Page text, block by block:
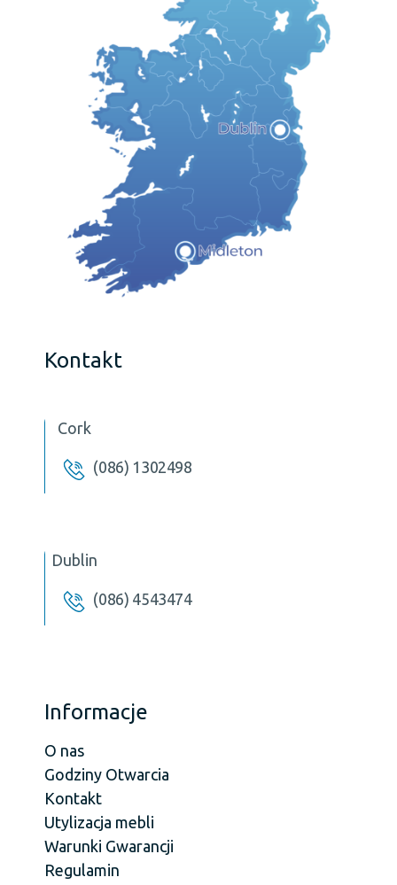
Kontakt
Cork
(086) 1302498
Dublin
(086) 4543474
Informacje
O nas
Godziny Otwarcia
Kontakt
Utylizacja mebli
Warunki Gwarancji
Regulamin